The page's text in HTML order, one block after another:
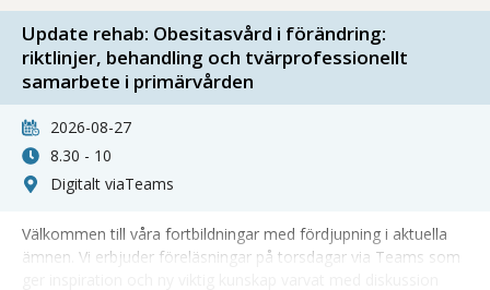
Update rehab: Obesitasvård i förändring:
riktlinjer, behandling och tvärprofessionellt
samarbete i primärvården
2026-08-27
8.30 - 10
Digitalt viaTeams
Välkommen till våra fortbildningar med fördjupning i aktuella
ämnen. Vi erbjuder föreläsningar på torsdagar via Teams som